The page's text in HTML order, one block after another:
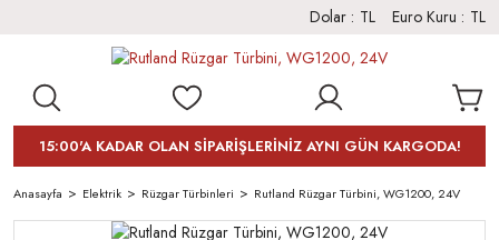
Dolar : TL Euro Kuru : TL
15:00'A KADAR OLAN SİPARİŞLERİNİZ AYNI GÜN KARGODA!
Anasayfa Elektrik Rüzgar Türbinleri Rutland Rüzgar Türbini, WG1200, 24V